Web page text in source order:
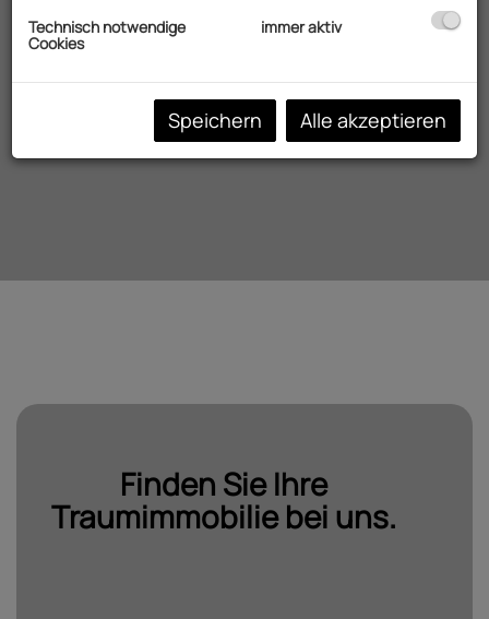
Filter zurücksetzen
Suchen
Finden Sie Ihre
Traumimmobilie bei uns.
Technisch notwendige
Cookies
immer aktiv
Speichern Alle akzeptieren